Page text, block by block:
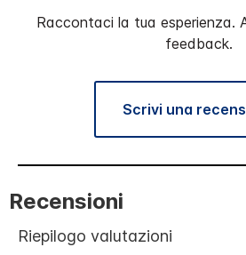
Raccontaci la tua esperienza.
feedback.
Scrivi una